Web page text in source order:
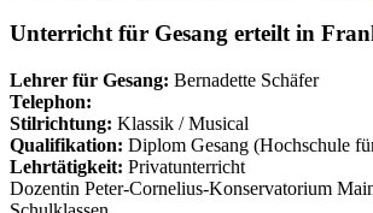
Unterricht für Gesang erteilt in
Lehrer für Gesang: Bernadette Schäfer
Telephon:
Stilrichtung: Klassik / Musical
Qualifikation: Diplom Gesang (Hochschule
Lehrtätigkeit: Privatunterricht
Dozentin Peter-Cornelius-Konservatorium